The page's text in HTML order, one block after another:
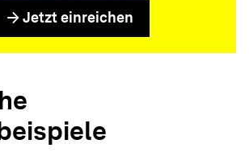
arrow_forward Jetzt einreichen